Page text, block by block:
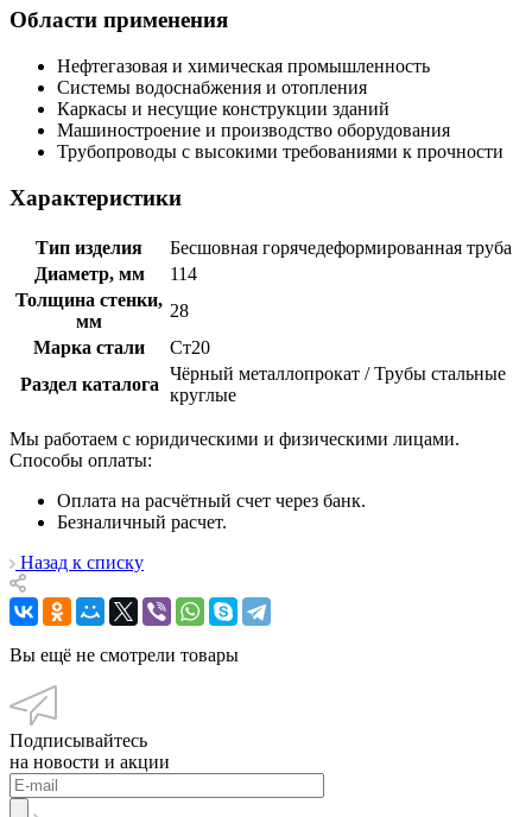
Области применения
Нефтегазовая и химическая промышленность
Системы водоснабжения и отопления
Каркасы и несущие конструкции зданий
Машиностроение и производство оборудования
Трубопроводы с высокими требованиями к прочности
Характеристики
Тип изделия
Бесшовная горячедеформированная труба
Диаметр, мм
114
Толщина стенки,
мм
28
Марка стали
Ст20
Раздел каталога
Чёрный металлопрокат / Трубы стальные
круглые
Мы работаем с юридическими и физическими лицами.
Способы оплаты:
Оплата на расчётный счет через банк.
Безналичный расчет.
Назад к списку
Вы ещё не смотрели товары
Подписывайтесь
на новости и акции